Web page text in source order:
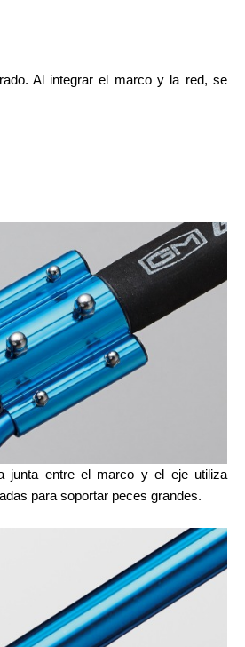
Al integrar el marco y la red, se
junta entre el marco y el eje utiliza
para soportar peces grandes.